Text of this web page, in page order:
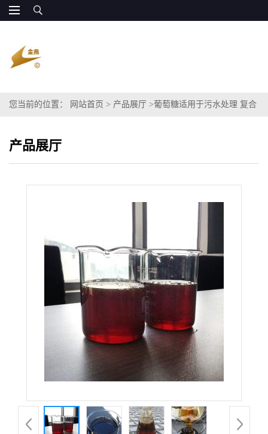
您当前的位置： 网站首页 > 产品展厅 >葡萄糖适用于污水处理 复合
产品展厅